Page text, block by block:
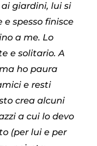
giardini, lui si
spesso finisce
a me. Lo
e solitario. A
ho paura
e resti
crea alcuni
a cui lo devo
(per lui e per